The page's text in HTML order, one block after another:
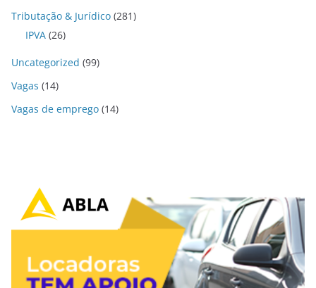
Tributação & Jurídico (281)
IPVA (26)
Uncategorized (99)
Vagas (14)
Vagas de emprego (14)